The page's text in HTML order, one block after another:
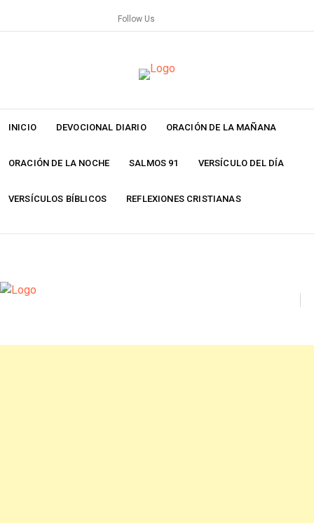
Follow Us
INICIO DEVOCIONAL DIARIO ORACIÓN DE LA MAÑANA
ORACIÓN DE LA NOCHE SALMOS 91 VERSÍCULO DEL DÍA
VERSÍCULOS BÍBLICOS REFLEXIONES CRISTIANAS